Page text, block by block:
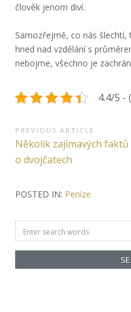
člověk jenom diví.
Samozřejmě, co nás šlechtí,
hned nad vzdělání s
nebojme, všechno je
4.4/5 -
Navigace
pro
příspěvek
PREVIOUS ARTICLE
Previous
Article:
Několik zajímavých faktů
o dvojčatech
POSTED IN: Peníze
Search
for: